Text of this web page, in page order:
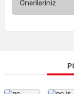
Önerileriniz
Görüş ve
Ürün resmi